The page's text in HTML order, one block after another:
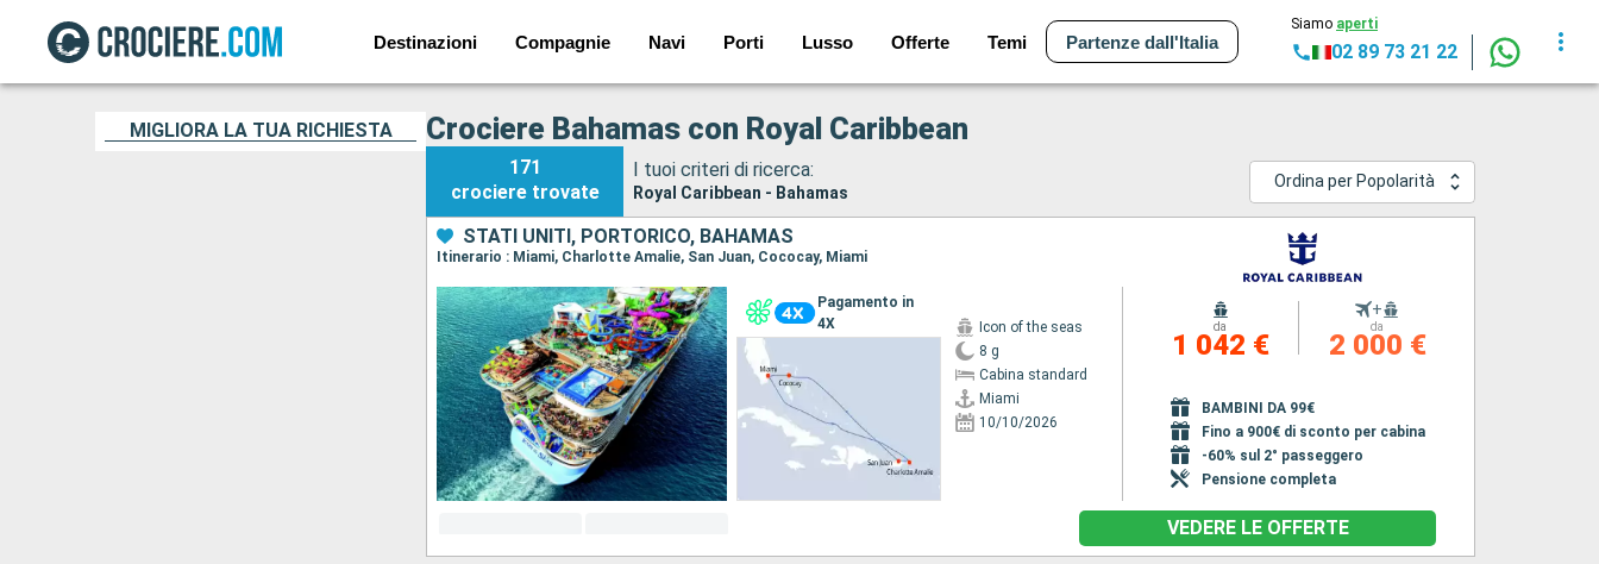
Destinazioni Compagnie Navi Porti Lusso Offerte Temi Partenze dall'Italia
Siamo aperti
02 89 73 21 22
MIGLIORA LA TUA RICHIESTA Crociere Bahamas con Royal Caribbean
171
crociere trovate
I tuoi criteri di ricerca:
Royal Caribbean - Bahamas
Ordina per Popolarità
STATI UNITI, PORTORICO, BAHAMAS
Itinerario : Miami, Charlotte Amalie, San Juan, Cococay, Miami
Pagamento in
4X
Icon of the seas
8 g
Cabina standard
Miami
10/10/2026
da
1 042 €
+
da
2 000 €
BAMBINI DA 99€
Fino a 900€ di sconto per cabina
-60% sul 2° passeggero
Pensione completa
VEDERE LE OFFERTE